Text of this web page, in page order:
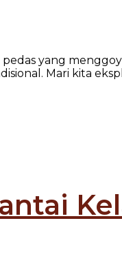
yang
Mari kita